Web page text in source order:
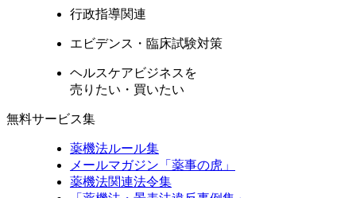
行政指導関連
エビデンス・臨床試験対策
ヘルスケアビジネスを
売りたい・買いたい
無料サービス集
薬機法ルール集
メールマガジン「薬事の虎」
薬機法関連法令集